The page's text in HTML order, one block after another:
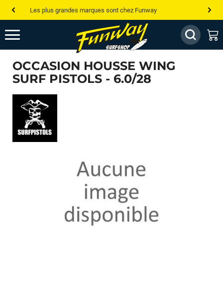
Les plus grandes marques sont chez Funway
Jusqu’à -75% de remise sur le windsurf, wingfoil, etc...
💰 Meilleur prix garanti — Moins cher ailleurs ? On s’aligne !
Besoin de conseils de pro ? Appelle nous !
OCCASION HOUSSE WING
SURF PISTOLS - 6.0/28